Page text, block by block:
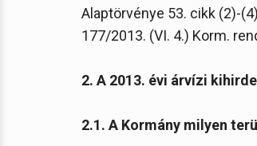
Alaptörvénye 53. cikk (2)-
177/2013. (VI. 4.) Korm.
2. A 2013. évi árvízi
2.1. A Kormány milyen